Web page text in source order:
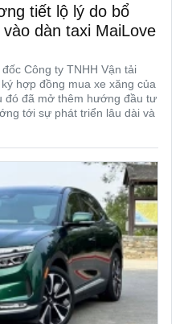
tiết lộ lý do bổ
dàn taxi MaiLove
Công ty TNHH Vận tải
hợp đồng mua xe xăng của
đó đã mở thêm hướng đầu tư
tới sự phát triển lâu dài và